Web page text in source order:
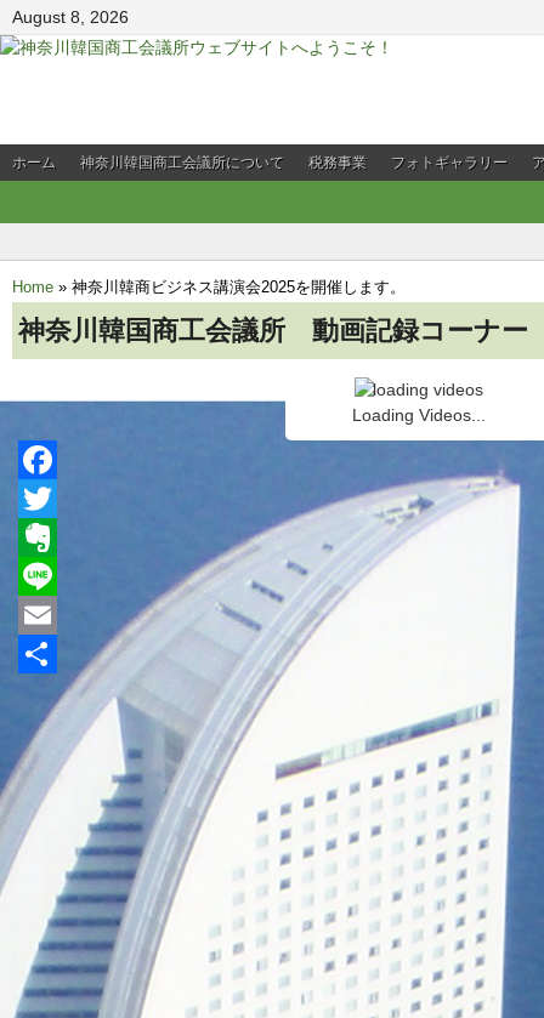
August 8, 2026
ホーム 神奈川韓国商工会議所について 税務事業 フォトギャラリー
Home » 神奈川韓商ビジネス講演会2025を開催します。
神奈川韓国商工会議所 動画記録コーナー
Loading Videos...
Facebook
Twitter
Evernote
Line
Email
有